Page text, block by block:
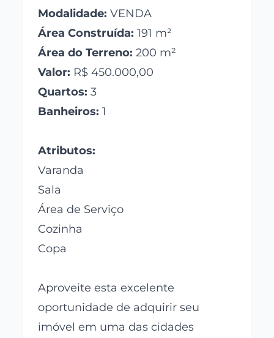
Modalidade: VENDA
Área Construída: 191 m²
Área do Terreno: 200 m²
Valor: R$ 450.000,00
Quartos: 3
Banheiros: 1
Atributos:
Varanda
Sala
Área de Serviço
Cozinha
Copa
Aproveite esta excelente
oportunidade de adquirir seu
imóvel em uma das cidades